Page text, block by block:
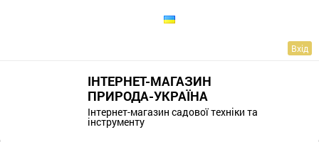
Вхід
ІНТЕРНЕТ-МАГАЗИН
ПРИРОДА-УКРАЇНА
Інтернет-магазин садової техніки та
інструменту